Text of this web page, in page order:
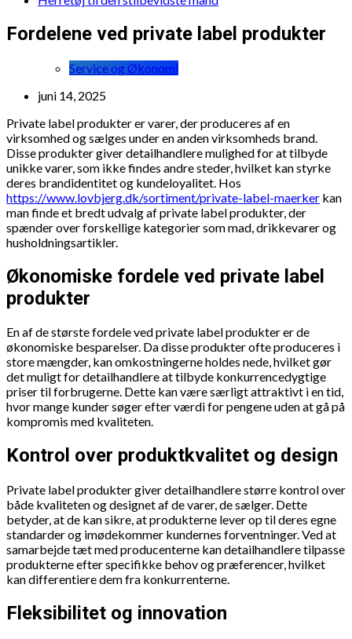
Fordelene ved private label produkter
Service og Økonomi
juni 14, 2025
Private label produkter er varer, der produceres af en
virksomhed og sælges under en anden virksomheds brand.
Disse produkter giver detailhandlere mulighed for at tilbyde
unikke varer, som ikke findes andre steder, hvilket kan styrke
deres brandidentitet og kundeloyalitet. Hos
https://www.lovbjerg.dk/sortiment/private-label-maerker kan
man finde et bredt udvalg af private label produkter, der
spænder over forskellige kategorier som mad, drikkevarer og
husholdningsartikler.
Økonomiske fordele ved private label
produkter
En af de største fordele ved private label produkter er de
økonomiske besparelser. Da disse produkter ofte produceres i
store mængder, kan omkostningerne holdes nede, hvilket gør
det muligt for detailhandlere at tilbyde konkurrencedygtige
priser til forbrugerne. Dette kan være særligt attraktivt i en tid,
hvor mange kunder søger efter værdi for pengene uden at gå på
kompromis med kvaliteten.
Kontrol over produktkvalitet og design
Private label produkter giver detailhandlere større kontrol over
både kvaliteten og designet af de varer, de sælger. Dette
betyder, at de kan sikre, at produkterne lever op til deres egne
standarder og imødekommer kundernes forventninger. Ved at
samarbejde tæt med producenterne kan detailhandlere tilpasse
produkterne efter specifikke behov og præferencer, hvilket
kan differentiere dem fra konkurrenterne.
Fleksibilitet og innovation